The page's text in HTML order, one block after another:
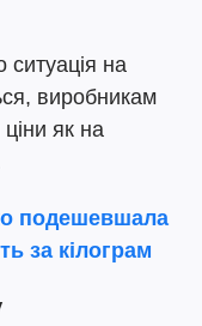
на
виробникам
як на
подешевшала
за кілограм